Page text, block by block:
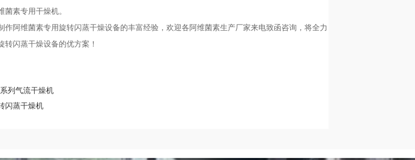
菌素专用干燥机。
阿维菌素专用旋转闪蒸干燥设备的丰富经验，欢迎各阿维菌素生产厂家来电致函咨询，将全力
转闪蒸干燥设备的优方案！
列气流干燥机
闪蒸干燥机